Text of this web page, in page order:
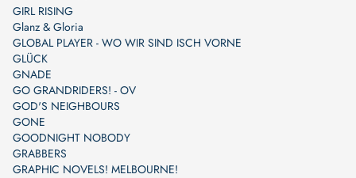
GIRL RISING
Glanz & Gloria
GLOBAL PLAYER - WO WIR SIND ISCH VORNE
GLÜCK
GNADE
GO GRANDRIDERS! - OV
GOD'S NEIGHBOURS
GONE
GOODNIGHT NOBODY
GRABBERS
GRAPHIC NOVELS! MELBOURNE!